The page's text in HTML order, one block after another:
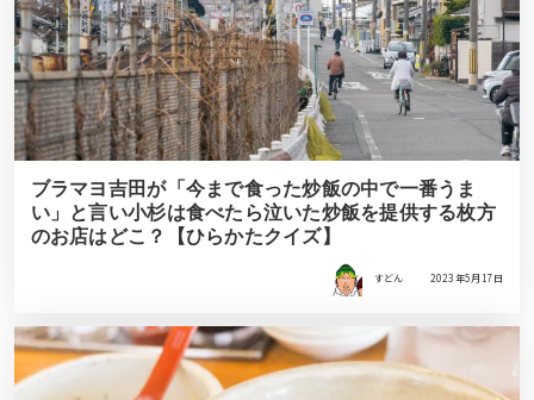
ブラマヨ吉田が「今まで食った炒飯の中で一番うま
い」と言い小杉は食べたら泣いた炒飯を提供する枚方
のお店はどこ？【ひらかたクイズ】
すどん 2023年5月17日